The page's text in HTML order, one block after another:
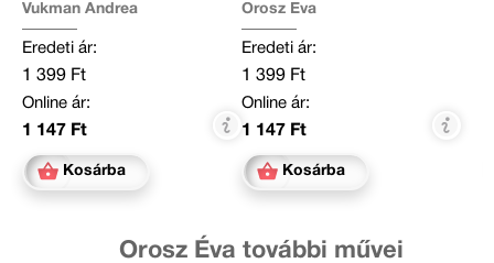
Vukman Andrea
Eredeti ár:
1 399 Ft
Online ár:
1 147 Ft
Kosárba
Orosz Éva
Eredeti ár:
1 399 Ft
Online ár:
1 147 Ft
Kosárba
Orosz Éva további művei